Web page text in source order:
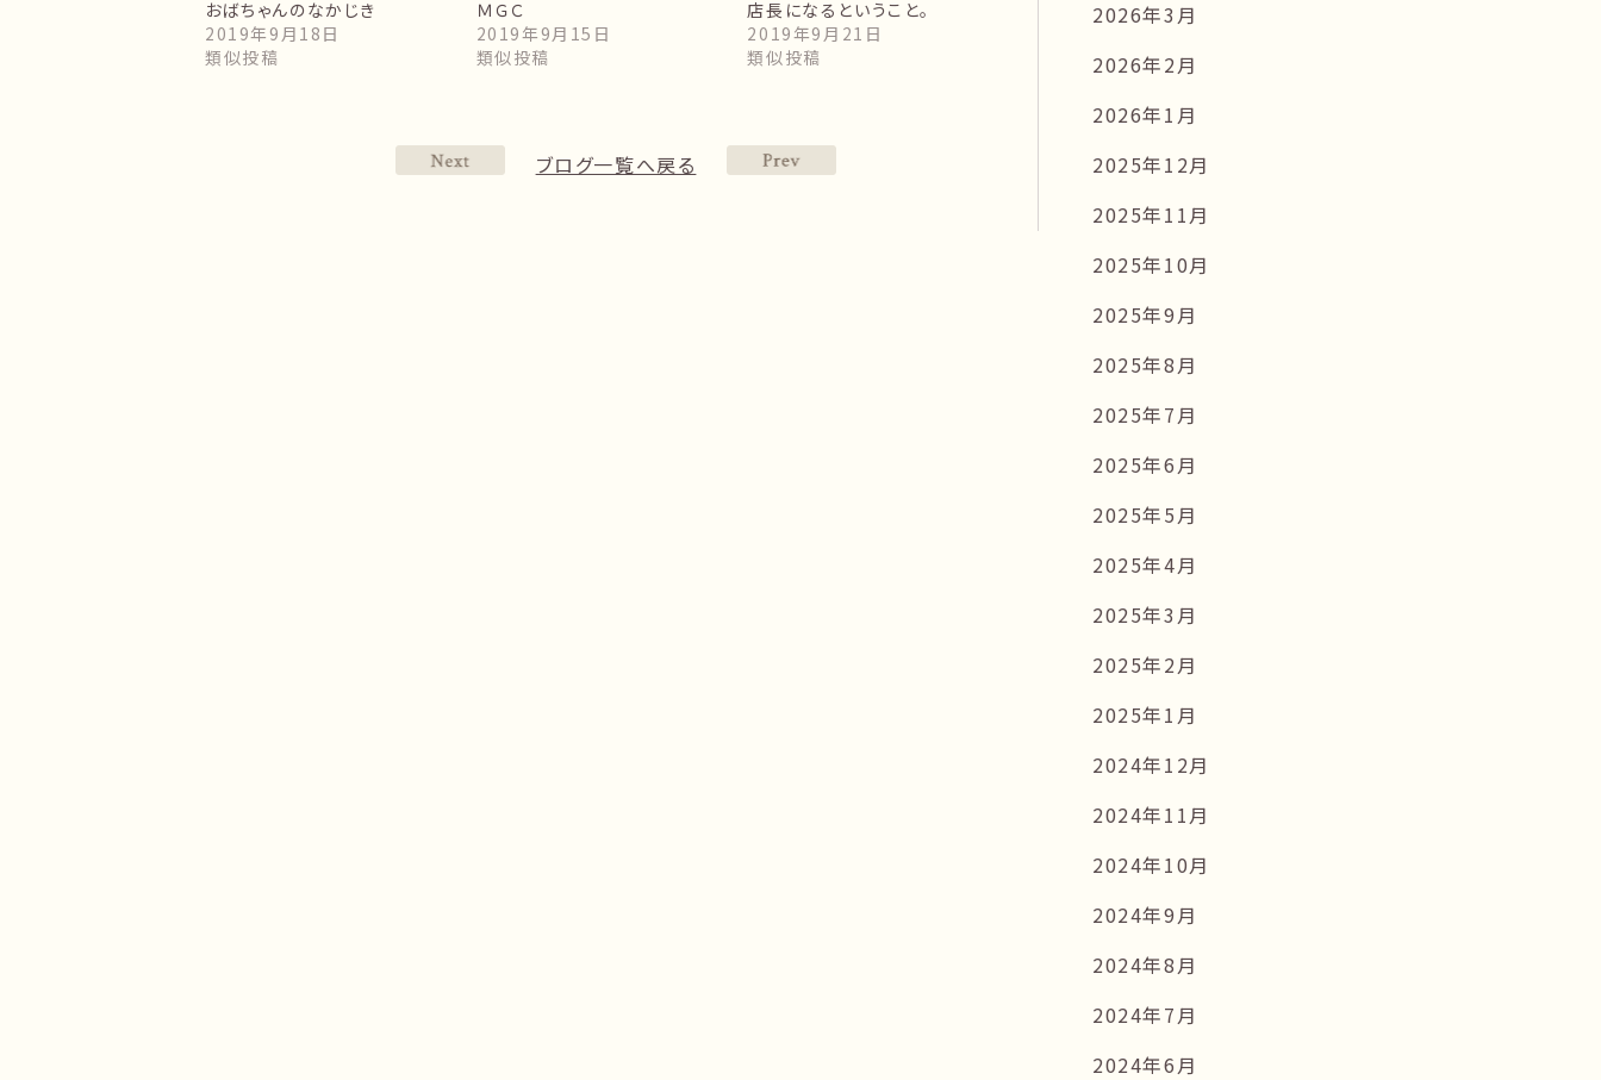
おばちゃんのなかじき
2019年9月18日
類似投稿
ＭＧＣ
2019年9月15日
類似投稿
店長になるということ。
2019年9月21日
類似投稿
ブログ一覧へ戻る
2026年3月
2026年2月
2026年1月
2025年12月
2025年11月
2025年10月
2025年9月
2025年8月
2025年7月
2025年6月
2025年5月
2025年4月
2025年3月
2025年2月
2025年1月
2024年12月
2024年11月
2024年10月
2024年9月
2024年8月
2024年7月
2024年6月